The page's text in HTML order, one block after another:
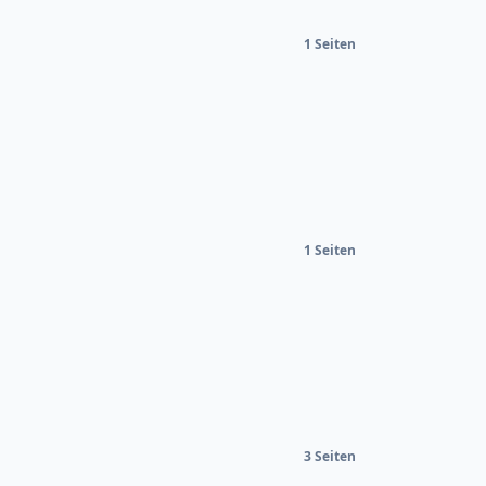
1 Seiten
1 Seiten
3 Seiten